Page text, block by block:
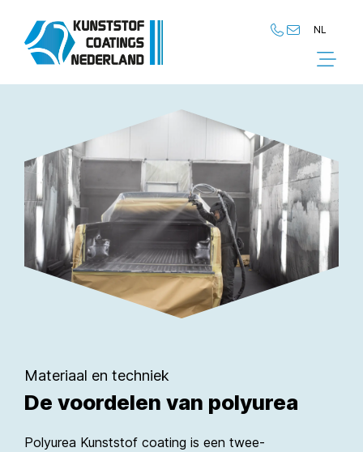
NL
NL
Materiaal en techniek
De voordelen van polyurea
Polyurea Kunststof coating is een twee-